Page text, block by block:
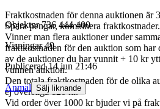
Fraktkostnaden för denna auktionen är
Spara pengar, kombinera fraktkostnader.
Vinner man flera auktioner under
fraktkostnaden för den auktion som har
av de auktioner du har vunnit + 10 kr
vunnen auktion.
Den totala fraktkostnaden för de olika
ej överstiga 120 kr.
Vid order över 1000 kr bjuder vi på
Objektnr 736 444 400
Visningar 49
Publicerad 14 jun 21:46
Anmäl Sälj liknande